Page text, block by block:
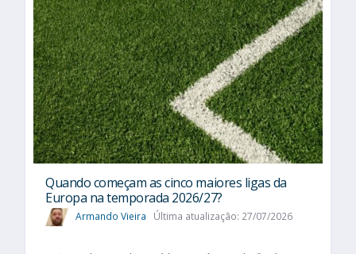
Quando começam as cinco maiores ligas da
Europa na temporada 2026/27?
Armando Vieira Última atualização: 27/07/2026